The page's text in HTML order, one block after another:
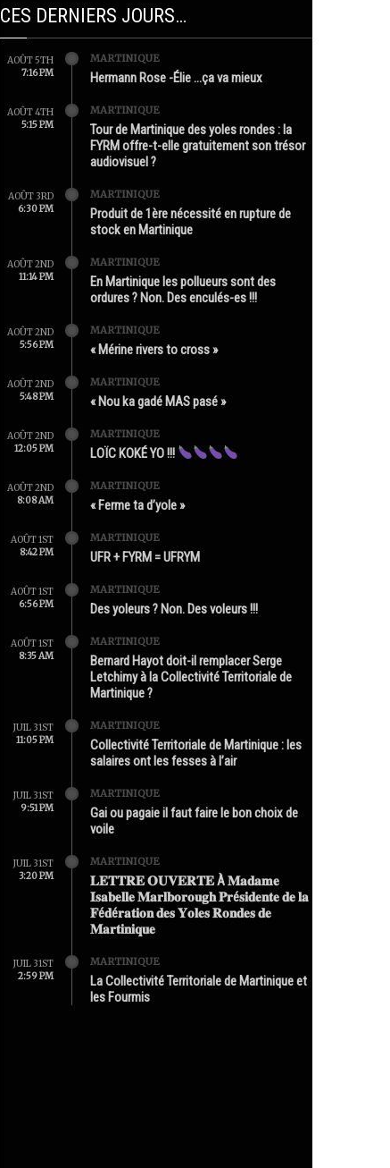
CES DERNIERS JOURS…
AOÛT 5TH
7:16 PM
MARTINIQUE
Hermann Rose -Élie …ça va mieux
AOÛT 4TH
5:15 PM
MARTINIQUE
Tour de Martinique des yoles rondes : la
FYRM offre-t-elle gratuitement son trésor
audiovisuel ?
AOÛT 3RD
6:30 PM
MARTINIQUE
Produit de 1ère nécessité en rupture de
stock en Martinique
AOÛT 2ND
11:14 PM
MARTINIQUE
En Martinique les pollueurs sont des
ordures ? Non. Des enculés-es !!!
AOÛT 2ND
5:56 PM
MARTINIQUE
« Mérine rivers to cross »
AOÛT 2ND
5:48 PM
MARTINIQUE
« Nou ka gadé MAS pasé »
AOÛT 2ND
12:05 PM
MARTINIQUE
LOÏC KOKÉ YO !!!
AOÛT 2ND
8:08 AM
MARTINIQUE
« Ferme ta d’yole »
AOÛT 1ST
8:42 PM
MARTINIQUE
UFR + FYRM = UFRYM
AOÛT 1ST
6:56 PM
MARTINIQUE
Des yoleurs ? Non. Des voleurs !!!
AOÛT 1ST
8:35 AM
MARTINIQUE
Bernard Hayot doit-il remplacer Serge
Letchimy à la Collectivité Territoriale de
Martinique ?
JUIL 31ST
11:05 PM
MARTINIQUE
Collectivité Territoriale de Martinique : les
salaires ont les fesses à l’air
JUIL 31ST
9:51 PM
MARTINIQUE
Gai ou pagaie il faut faire le bon choix de
voile
JUIL 31ST
3:20 PM
MARTINIQUE
𝐋𝐄𝐓𝐓𝐑𝐄 𝐎𝐔𝐕𝐄𝐑𝐓𝐄 À 𝐌𝐚𝐝𝐚𝐦𝐞
𝐈𝐬𝐚𝐛𝐞𝐥𝐥𝐞 𝐌𝐚𝐫𝐥𝐛𝐨𝐫𝐨𝐮𝐠𝐡 𝐏𝐫é𝐬𝐢𝐝𝐞𝐧𝐭𝐞 𝐝𝐞 𝐥𝐚
𝐅é𝐝é𝐫𝐚𝐭𝐢𝐨𝐧 𝐝𝐞𝐬 𝐘𝐨𝐥𝐞𝐬 𝐑𝐨𝐧𝐝𝐞𝐬 𝐝𝐞
𝐌𝐚𝐫𝐭𝐢𝐧𝐢𝐪𝐮𝐞
JUIL 31ST
2:59 PM
MARTINIQUE
La Collectivité Territoriale de Martinique et
les Fourmis